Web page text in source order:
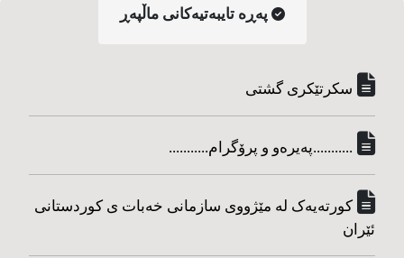
په‌ڕه‌ تایبه‌تیه‌کانی ماڵپه‌ڕ
سکرتێکری گشتی
...........په‌یره‌و و پرۆگرام...........
کورته‌یه‌ک له مێژووی سازمانی خه‌بات ی کوردستانی
ئێران